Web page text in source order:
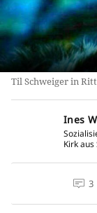
Til Schweiger in
Ines
Kirk
3